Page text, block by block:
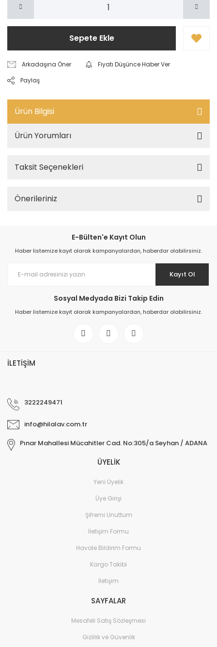
Sepete Ekle
Arkadaşına Öner
Fiyatı Düşünce Haber Ver
Paylaş
Ürün Bilgisi
Ürün Yorumları
Taksit Seçenekleri
Önerileriniz
E-Bülten'e Kayıt Olun
Haber listemize kayıt olarak kampanyalardan, haberdar olabilirsiniz.
Kayıt Ol
Sosyal Medyada Bizi Takip Edin
Haber listemize kayıt olarak kampanyalardan, haberdar olabilirsiniz.
İLETİŞİM
3222249471
info@hilalav.com.tr
Pınar Mahallesi Mücahitler Cad. No:305/a Seyhan / ADANA
ÜYELİK
Yeni Üyelik
Üye Girişi
Şifremi Unuttum
İletişim Formu
Havale Bildirim Formu
Kargo Takibi
İletişim
SAYFALAR
Mesafeli Satış Sözleşmesi
Gizlilik ve Güvenlik